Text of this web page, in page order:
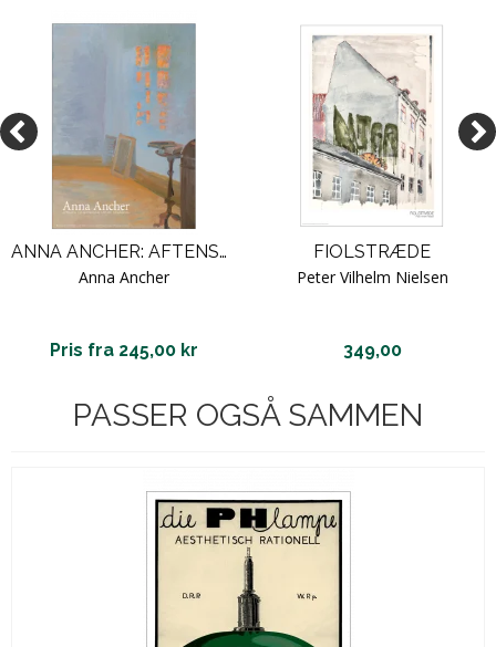
ANNA ANCHER: AFTENSOL I KUNSTNERENS ATELIER PÅ MARKVEJ
Anna Ancher
Pris fra 245,00 kr
FIOLSTRÆDE
Peter Vilhelm Nielsen
349,00
PASSER OGSÅ SAMMEN